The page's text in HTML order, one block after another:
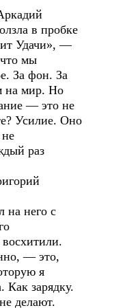
в пробке
Удачи», —
мы
За фон. За
на мир. Но
— это не
Усилие. Оно
раз
на него с
— это,
я
Как зарядку.
делают.